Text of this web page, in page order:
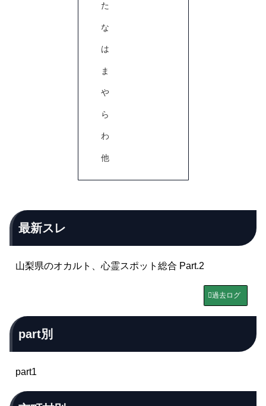
た
な
は
ま
や
ら
わ
他
最新スレ
山梨県のオカルト、心霊スポット総合 Part.2
過去ログ
part別
part1